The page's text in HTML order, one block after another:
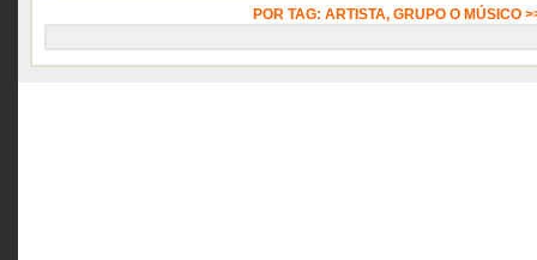
POR TAG: ARTISTA, GRUPO O MÚSICO